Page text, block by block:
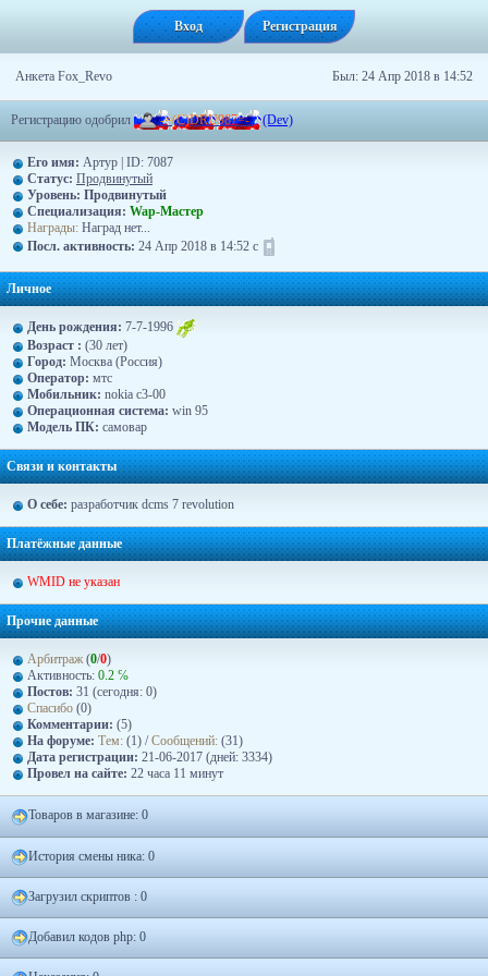
Вход Регистрация
Анкета Fox_Revo Был: 24 Апр 2018 в 14:52
Регистрацию одобрил -=(C)DRU987=- (Dev)
Его имя: Артур | ID: 7087
Статус: Продвинутый
Уровень: Продвинутый
Специализация: Wap-Maстер
Награды: Наград нет...
Посл. активность: 24 Апр 2018 в 14:52 с
Личное
День рождения: 7-7-1996
Возраст : (30 лет)
Город: Москва (Россия)
Оператор: мтс
Moбильник: nokia c3-00
Операционная система: win 95
Модель ПК: самовар
Связи и контакты
О себе: разработчик dcms 7 revolution
Платёжные данные
WMID не указан
Прочие данные
Арбитраж (0/0)
Активность: 0.2 ℅
Постов: 31 (сегодня: 0)
Спасибо (0)
Комментарии: (5)
На форуме: Тем: (1) /Сообщений: (31)
Дата регистрации: 21-06-2017 (дней: 3334)
Провел на сайте: 22 часа 11 минут
Товаров в магазине: 0
История смены ника: 0
Загрузил скриптов : 0
Добавил кодов php: 0